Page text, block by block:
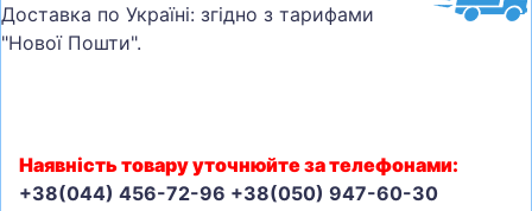
Доставка по Україні: згідно з тарифами
"Нової Пошти".
Наявність товару уточнюйте за телефонами:
+38(044) 456-72-96 +38(050) 947-60-30